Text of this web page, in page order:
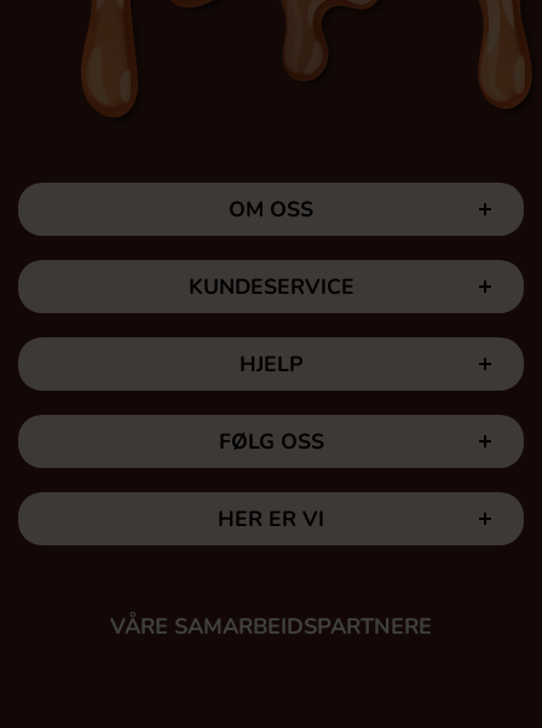
OM OSS
KUNDESERVICE
HJELP
FØLG OSS
HER ER VI
VÅRE SAMARBEIDSPARTNERE